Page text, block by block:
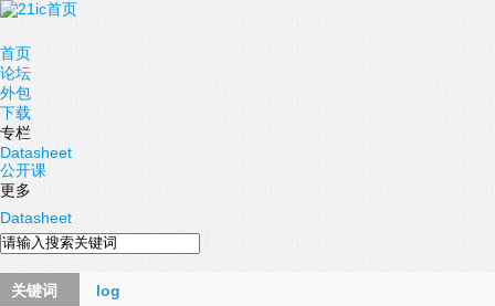
首页
论坛
外包
下载
专栏
Datasheet
公开课
更多
Datasheet
关键词 log